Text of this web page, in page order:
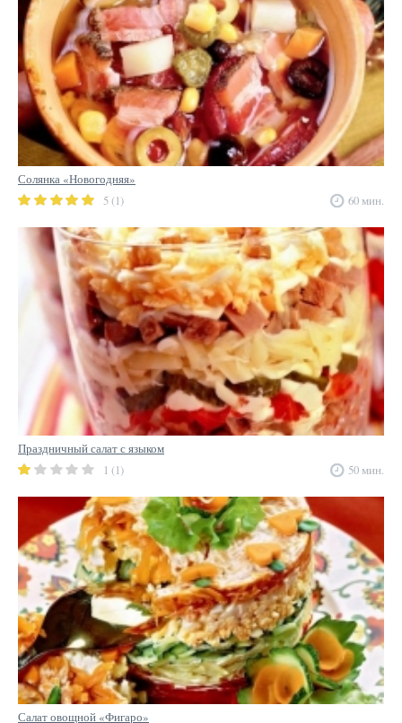
Солянка «Новогодняя»
5 (1)
60 мин.
Праздничный салат с языком
1 (1)
50 мин.
Салат овощной «Фигаро»